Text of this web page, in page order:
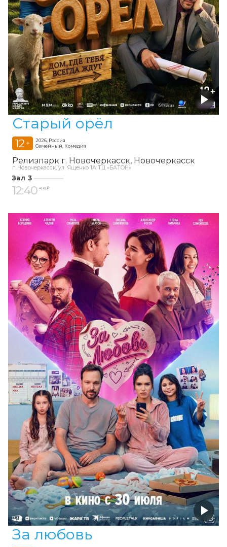
Старый орёл
12 +
2026, Россия
Семейный, Комедия
Релизпарк г. Новочеркасск Новочеркасск
г. Новочеркасск, ул. Ященко 1А ТЦ «БАТОН»
Зал 3
12:40 450 ₽
За любовь